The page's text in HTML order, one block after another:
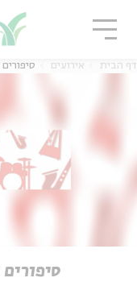
דף הבית אירועים
סגור